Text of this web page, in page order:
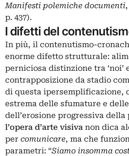
Manifesti polemiche documenti
p. 437).
I difetti del
In più, il contenutismo-
enorme difetto strutturale:
perniciosa distinzione tra ‘noi’
contrapposizione da stadio
di questa ipersemplificazione,
estrema delle sfumature e
dell’erosione progressiva
l’opera d’arte visiva non dica
per comunicare, ma che
parametri: “Siamo insomma